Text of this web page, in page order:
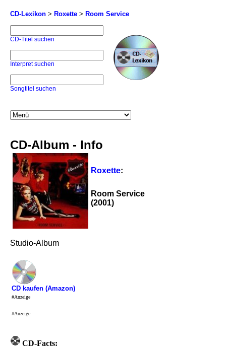
CD-Lexikon > Roxette > Room Service
CD-Titel suchen
Interpret suchen
Songtitel suchen
CD-Album - Info
Roxette:
Room Service
(2001)
Studio-Album
CD kaufen (Amazon)
#Anzeige
#Anzeige
CD-Facts: